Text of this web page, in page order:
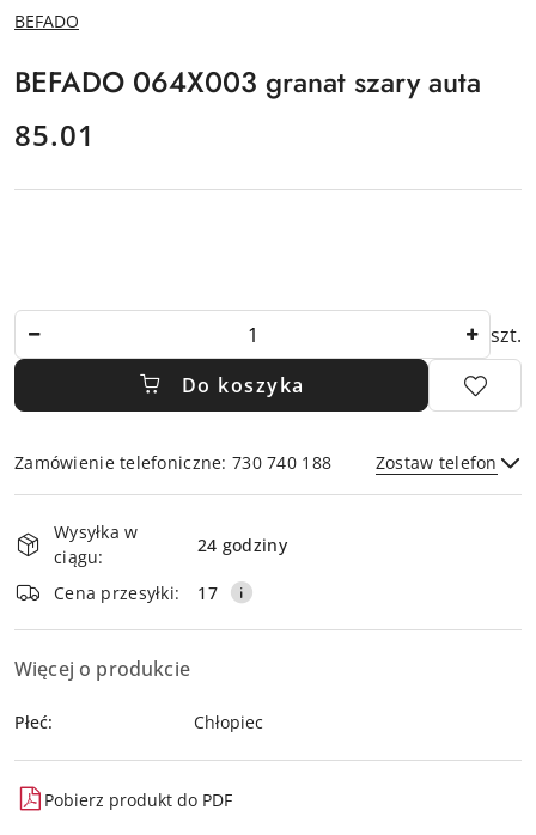
NAZWA
PRODUCENTA:
BEFADO
BEFADO 064X003 granat szary auta
cena:
85.01
szt.
Do koszyka
Zamówienie telefoniczne: 730 740 188 Zostaw telefon
i
dostawa
Wysyłka w
ciągu:
24 godziny
Cena przesyłki: 17
Więcej o produkcie
Płeć: Chłopiec
Pobierz produkt do PDF